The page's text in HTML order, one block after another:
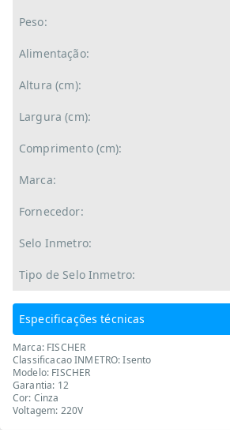
Peso:
Alimentação:
Altura (cm):
Largura (cm):
Comprimento (cm):
Marca:
Fornecedor:
Selo Inmetro:
Tipo de Selo Inmetro:
Especificações técnicas
Marca: FISCHER
Classificacao INMETRO: Isento
Modelo: FISCHER
Garantia: 12
Cor: Cinza
Voltagem: 220V